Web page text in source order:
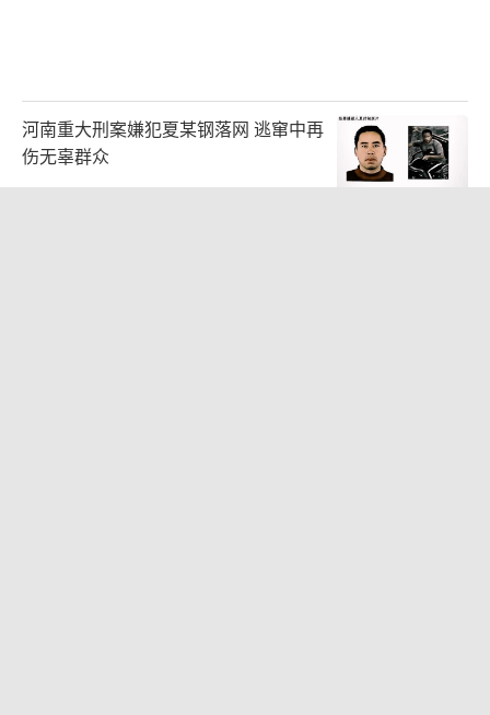
河南重大刑案嫌犯夏某钢落网 逃窜中再
伤无辜群众
2026-08-08 22:38:10